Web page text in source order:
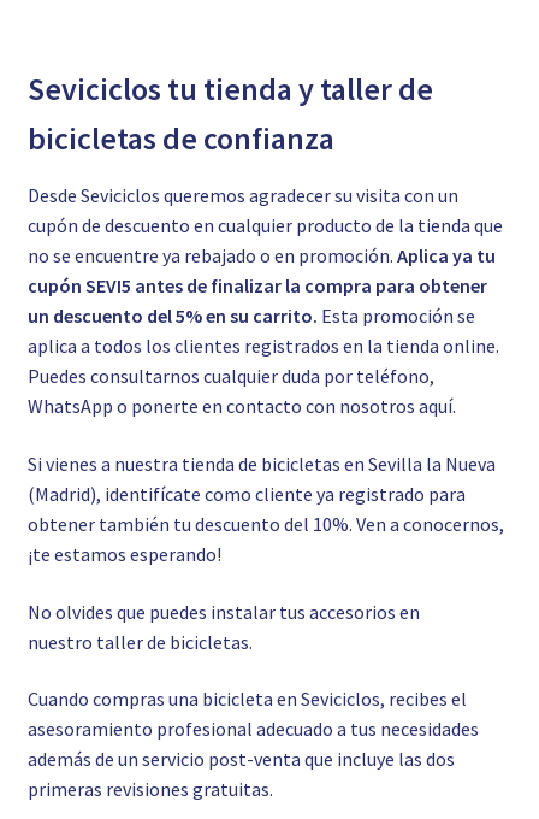
Seviciclos tu tienda y taller de
bicicletas de confianza
Desde Seviciclos queremos agradecer su visita con un
cupón de descuento en cualquier producto de la tienda que
no se encuentre ya rebajado o en promoción. Aplica ya tu
cupón SEVI5 antes de finalizar la compra para obtener
un descuento del 5% en su carrito. Esta promoción se
aplica a todos los clientes registrados en la tienda online.
Puedes consultarnos cualquier duda por teléfono,
WhatsApp o ponerte en contacto con nosotros aquí.
Si vienes a nuestra tienda de bicicletas en Sevilla la Nueva
(Madrid), identifícate como cliente ya registrado para
obtener también tu descuento del 10%. Ven a conocernos,
¡te estamos esperando!
No olvides que puedes instalar tus accesorios en
nuestro taller de bicicletas.
Cuando compras una bicicleta en Seviciclos, recibes el
asesoramiento profesional adecuado a tus necesidades
además de un servicio post-venta que incluye las dos
primeras revisiones gratuitas.